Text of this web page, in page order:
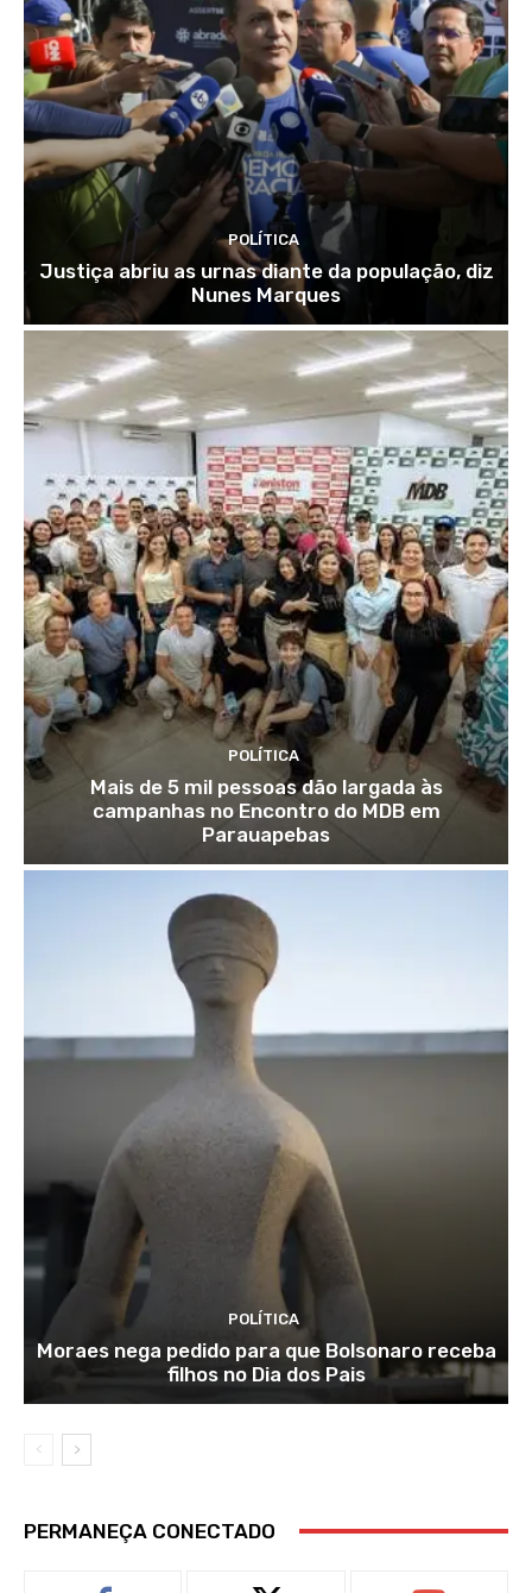
POLÍTICA
Justiça abriu as urnas diante da população, diz
Nunes Marques
POLÍTICA
Mais de 5 mil pessoas dão largada às
campanhas no Encontro do MDB em
Parauapebas
POLÍTICA
Moraes nega pedido para que Bolsonaro receba
filhos no Dia dos Pais
PERMANEÇA CONECTADO